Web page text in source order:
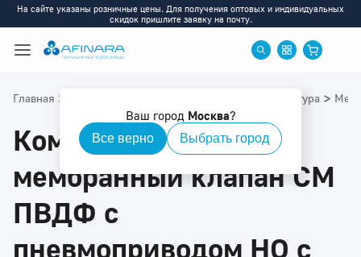
На сайте указаны розничные цены. Для получения оптовых и индивидуальных
скидок пришлите заявку на почту.
Ваш город Москва?
Все верно Выбрать город
Главная > ПВДФ: Приводная арматура >
Компактный
мембранный клапан CM
ПВДФ с
пневмоприводом НО с